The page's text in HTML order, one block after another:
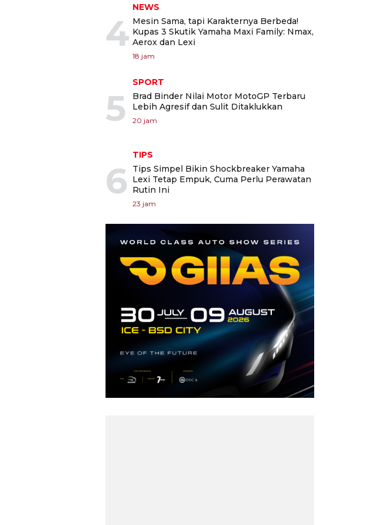
4
NEWS
Mesin Sama, tapi Karakternya Berbeda!
Kupas 3 Skutik Yamaha Maxi Family: Nmax,
Aerox dan Lexi
18 jam
5
SPORT
Brad Binder Nilai Motor MotoGP Terbaru
Lebih Agresif dan Sulit Ditaklukkan
20 jam
6
TIPS
Tips Simpel Bikin Shockbreaker Yamaha
Lexi Tetap Empuk, Cuma Perlu Perawatan
Rutin Ini
23 jam